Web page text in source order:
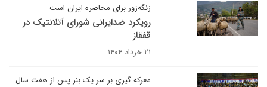
زنگه‌زور برای محاصره ایران است
رویکرد ضدایرانی شورای آتلانتیک در
قفقاز
۲۱ خرداد ۱۴۰۴
معرکه گیری بر سر یک بنر پس از هفت سال